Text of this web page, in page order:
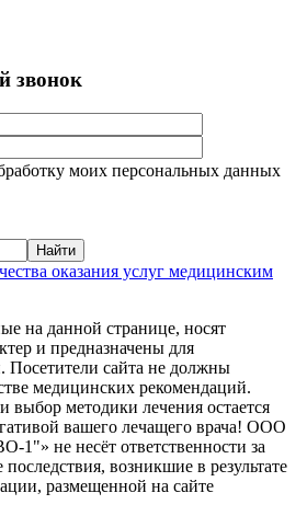
звонок
моих персональных данных
оказания услуг медицинским
на данной странице, носят
и предназначены для
Посетители сайта не должны
медицинских рекомендаций.
выбор методики лечения остается
вашего лечащего врача! ООО
не несёт ответственности за
возникшие в результате
размещенной на сайте